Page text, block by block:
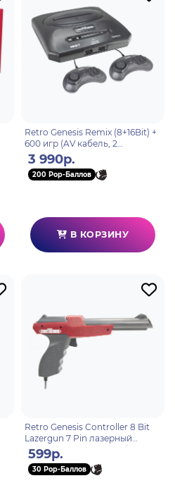
Retro Genesis Remix (8+16Bit) +
600 игр (AV кабель, 2
проводных джойстика)
3 990р.
200 Pop-Баллов
В КОРЗИНУ
Retro Genesis Controller 8 Bit
Lazergun 7 Pin лазерный
пистолет проводной (без
упаковки)
599р.
30 Pop-Баллов